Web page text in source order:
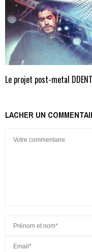
Le projet post-metal
LACHER UN